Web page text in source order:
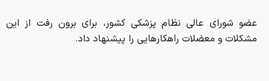
عضو شورای عالی نظام پزشکی کشور، برای برون رفت از این
مشکلات و معضلات راهکارهایی را پیشنهاد داد.